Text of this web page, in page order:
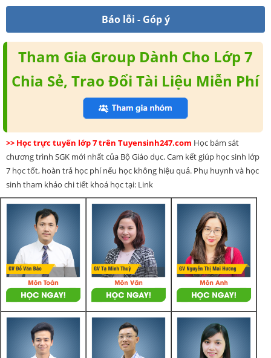
Báo lỗi - Góp ý
Tham Gia Group Dành Cho Lớp 7
Chia Sẻ, Trao Đổi Tài Liệu Miễn Phí
>> Học trực tuyến lớp 7 trên Tuyensinh247.com Học bám sát
chương trình SGK mới nhất của Bộ Giáo dục. Cam kết giúp học sinh lớp
7 học tốt, hoàn trả học phí nếu học không hiệu quả. Phụ huynh và học
sinh tham khảo chi tiết khoá học tại: Link